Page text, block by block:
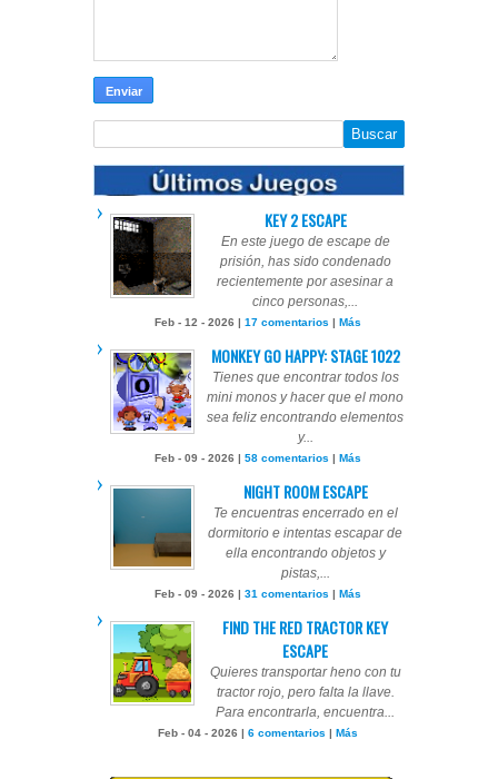
KEY 2 ESCAPE
En este juego de escape de
prisión, has sido condenado
recientemente por asesinar a
cinco personas,...
Feb - 12 - 2026 | 17 comentarios Más
MONKEY GO HAPPY: STAGE 1022
Tienes que encontrar todos los
mini monos y hacer que el mono
sea feliz encontrando elementos
y...
Feb - 09 - 2026 | 58 comentarios Más
NIGHT ROOM ESCAPE
Te encuentras encerrado en el
dormitorio e intentas escapar de
ella encontrando objetos y
pistas,...
Feb - 09 - 2026 | 31 comentarios Más
FIND THE RED TRACTOR KEY
ESCAPE
Quieres transportar heno con tu
tractor rojo, pero falta la llave.
Para encontrarla, encuentra...
Feb - 04 - 2026 | 6 comentarios Más